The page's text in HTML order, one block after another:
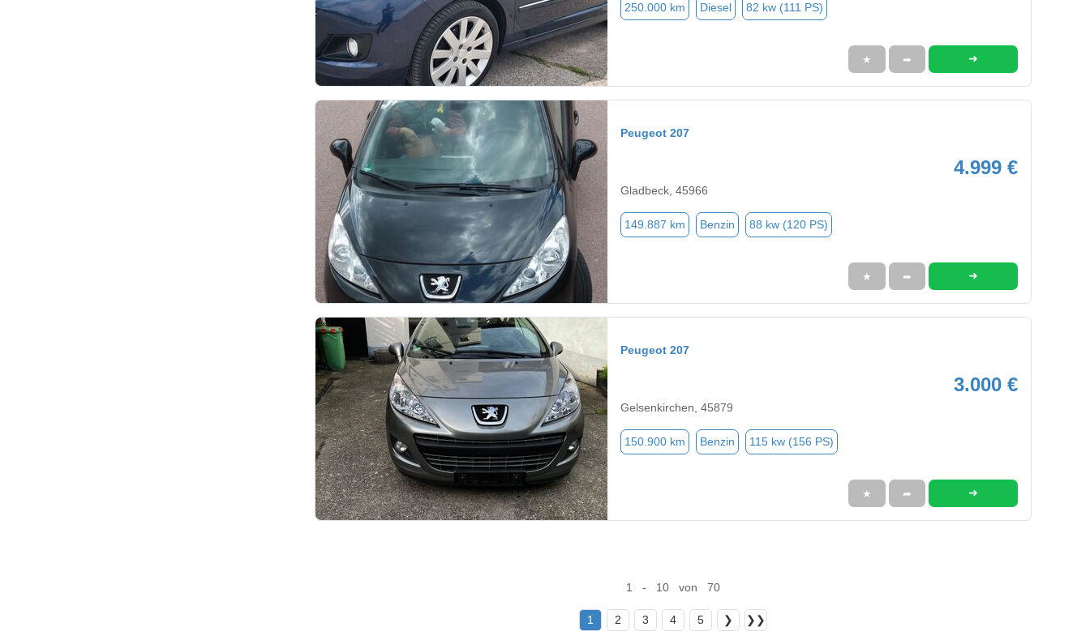
250.000 km Diesel 82 kw (111 PS)
★ ➦ ➜
Peugeot 207
4.999 €
Gladbeck, 45966
149.887 km Benzin 88 kw (120 PS)
★ ➦ ➜
Peugeot 207
3.000 €
Gelsenkirchen, 45879
150.900 km Benzin 115 kw (156 PS)
★ ➦ ➜
1 - 10 von 70
1 2 3 4 5 ❯ ❯❯